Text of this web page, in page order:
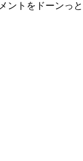
ントをドーンっと